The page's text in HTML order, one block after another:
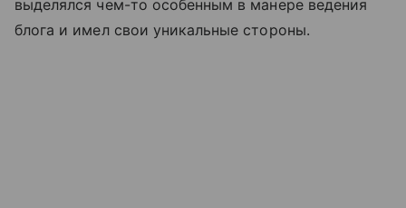
выделялся чем-то особенным в манере ведения
блога и имел свои уникальные стороны.